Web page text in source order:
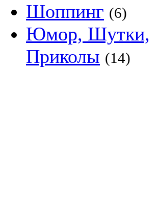
Шоппинг (6)
Юмор, Шутки,
Приколы (14)